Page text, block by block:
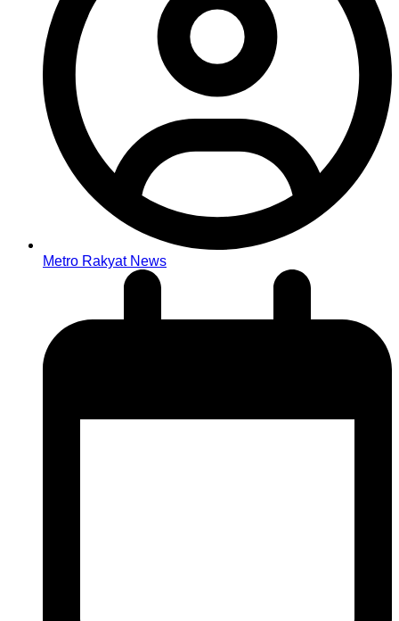
Metro Rakyat News